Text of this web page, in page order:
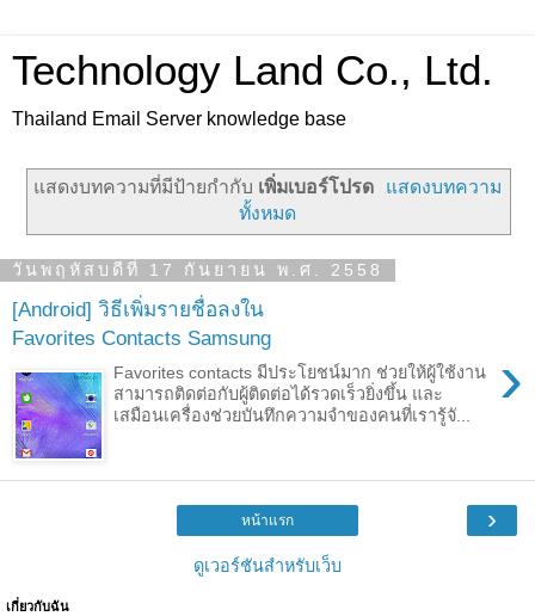
Technology Land Co., Ltd.
Thailand Email Server knowledge base
แสดงบทความที่มีป้ายกำกับ เพิ่มเบอร์โปรด
แสดงบทความ
ทั้งหมด
วันพฤหัสบดีที่ 17 กันยายน พ.ศ. 2558
[Android] วิธีเพิ่มรายชื่อลงใน
Favorites Contacts Samsung
›
Favorites contacts มีประโยชน์มาก ช่วยให้ผู้ใช้งาน
สามารถติดต่อกับผู้ติดต่อได้รวดเร็วยิ่งขึ้น และ
เสมือนเครื่องช่วยบันทึกความจำของคนที่เรารู้จั...
›
หน้าแรก
ดูเวอร์ชันสำหรับเว็บ
เกี่ยวกับฉัน